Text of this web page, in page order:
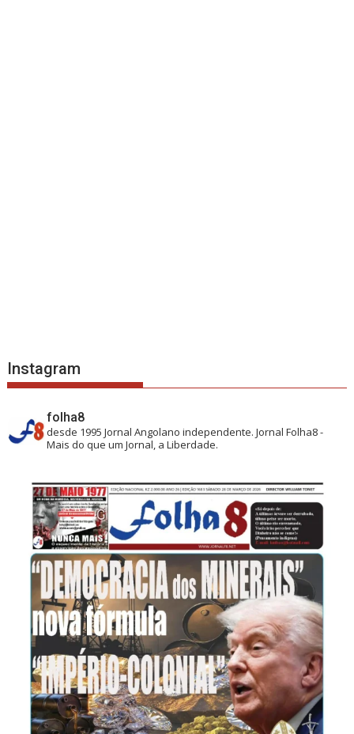
Instagram
folha8
desde 1995 Jornal Angolano independente.Jornal Folha8 -
Mais do que um Jornal, a Liberdade.